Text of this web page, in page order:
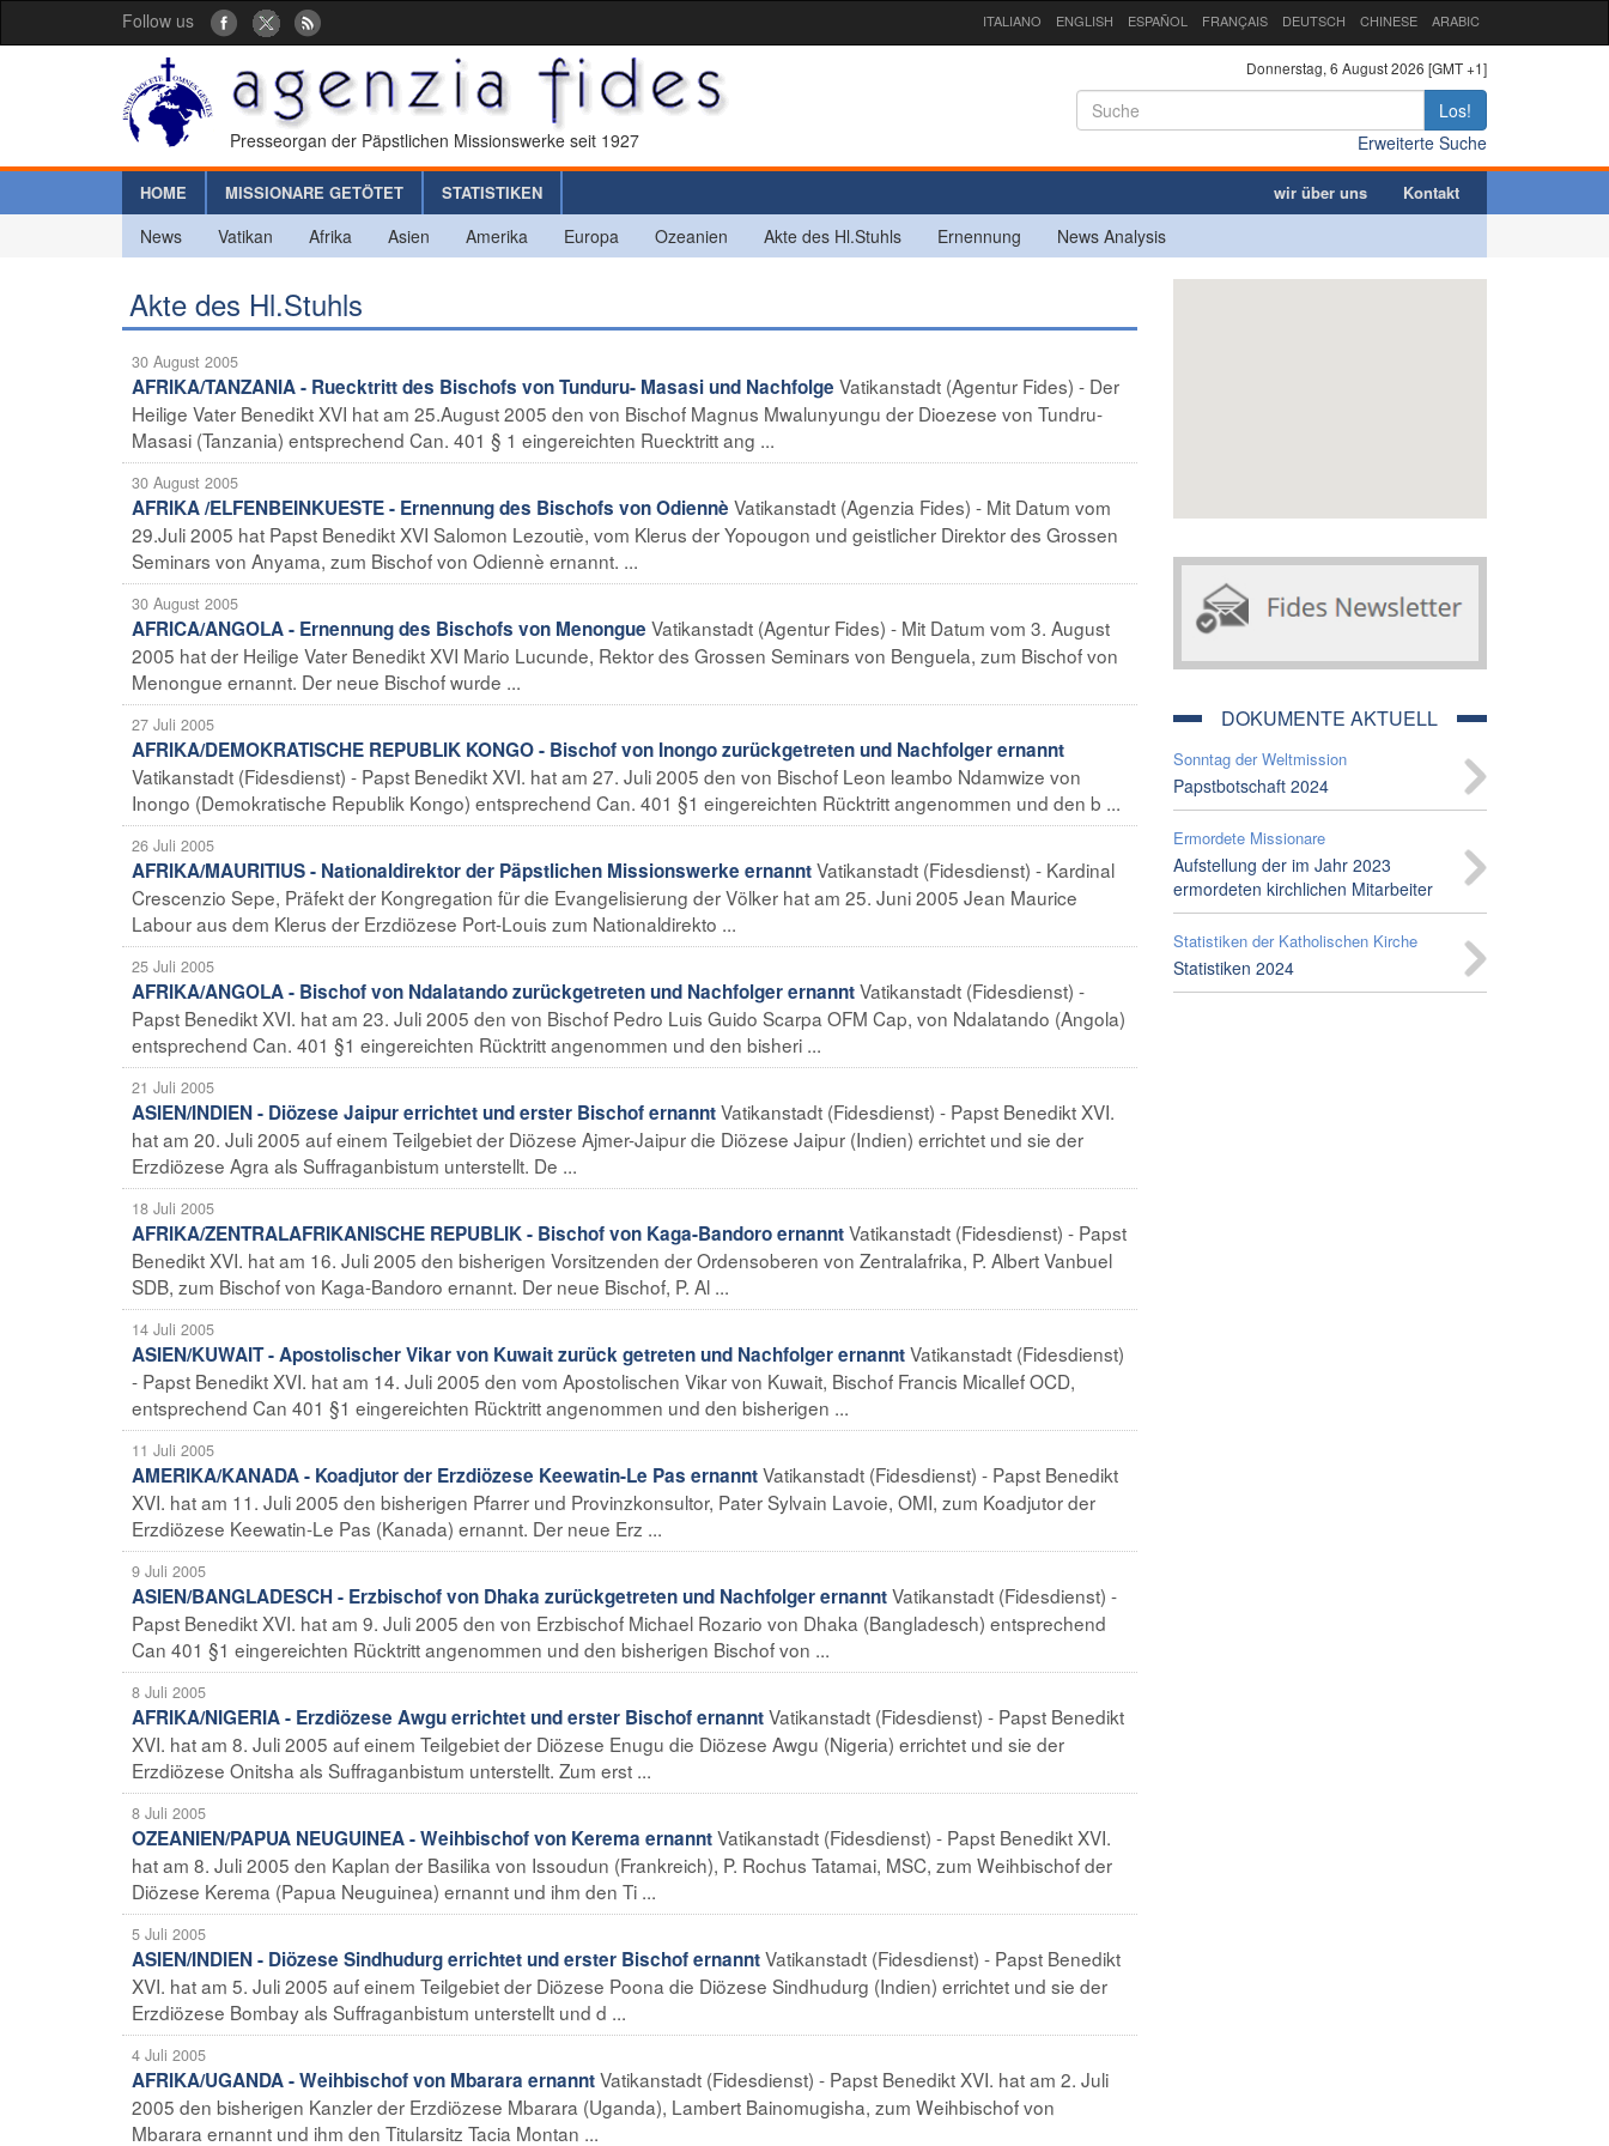
Follow us ITALIANO ENGLISH ESPAÑOL FRANÇAIS DEUTSCH CHINESE ARABIC
Presseorgan der Päpstlichen Missionswerke seit 1927
Donnerstag, 6 August 2026 [GMT +1]
Los!
Erweiterte Suche
HOME MISSIONARE GETÖTET STATISTIKEN wir über uns Kontakt
News Vatikan Afrika Asien Amerika Europa Ozeanien Akte des Hl.Stuhls Ernennung News Analysis
Akte des Hl.Stuhls
30 August 2005
AFRIKA/TANZANIA - Ruecktritt des Bischofs von Tunduru- Masasi und Nachfolge Vatikanstadt (Agentur Fides) - Der
Heilige Vater Benedikt XVI hat am 25.August 2005 den von Bischof Magnus Mwalunyungu der Dioezese von Tundru-
Masasi (Tanzania) entsprechend Can. 401 § 1 eingereichten Ruecktritt ang ...
30 August 2005
AFRIKA /ELFENBEINKUESTE - Ernennung des Bischofs von Odiennè Vatikanstadt (Agenzia Fides) - Mit Datum vom
29.Juli 2005 hat Papst Benedikt XVI Salomon Lezoutiè, vom Klerus der Yopougon und geistlicher Direktor des Grossen
Seminars von Anyama, zum Bischof von Odiennè ernannt. ...
30 August 2005
AFRICA/ANGOLA - Ernennung des Bischofs von Menongue Vatikanstadt (Agentur Fides) - Mit Datum vom 3. August
2005 hat der Heilige Vater Benedikt XVI Mario Lucunde, Rektor des Grossen Seminars von Benguela, zum Bischof von
Menongue ernannt. Der neue Bischof wurde ...
27 Juli 2005
AFRIKA/DEMOKRATISCHE REPUBLIK KONGO - Bischof von Inongo zurückgetreten und Nachfolger ernannt
Vatikanstadt (Fidesdienst) - Papst Benedikt XVI. hat am 27. Juli 2005 den von Bischof Leon leambo Ndamwize von
Inongo (Demokratische Republik Kongo) entsprechend Can. 401 §1 eingereichten Rücktritt angenommen und den b ...
26 Juli 2005
AFRIKA/MAURITIUS - Nationaldirektor der Päpstlichen Missionswerke ernanntVatikanstadt (Fidesdienst) - Kardinal
Crescenzio Sepe, Präfekt der Kongregation für die Evangelisierung der Völker hat am 25. Juni 2005 Jean Maurice
Labour aus dem Klerus der Erzdiözese Port-Louis zum Nationaldirekto ...
25 Juli 2005
AFRIKA/ANGOLA - Bischof von Ndalatando zurückgetreten und Nachfolger ernanntVatikanstadt (Fidesdienst) -
Papst Benedikt XVI. hat am 23. Juli 2005 den von Bischof Pedro Luis Guido Scarpa OFM Cap, von Ndalatando (Angola)
entsprechend Can. 401 §1 eingereichten Rücktritt angenommen und den bisheri ...
21 Juli 2005
ASIEN/INDIEN - Diözese Jaipur errichtet und erster Bischof ernanntVatikanstadt (Fidesdienst) - Papst Benedikt XVI.
hat am 20. Juli 2005 auf einem Teilgebiet der Diözese Ajmer-Jaipur die Diözese Jaipur (Indien) errichtet und sie der
Erzdiözese Agra als Suffraganbistum unterstellt. De ...
18 Juli 2005
AFRIKA/ZENTRALAFRIKANISCHE REPUBLIK - Bischof von Kaga-Bandoro ernanntVatikanstadt (Fidesdienst) - Papst
Benedikt XVI. hat am 16. Juli 2005 den bisherigen Vorsitzenden der Ordensoberen von Zentralafrika, P. Albert Vanbuel
SDB, zum Bischof von Kaga-Bandoro ernannt. Der neue Bischof, P. Al ...
14 Juli 2005
ASIEN/KUWAIT - Apostolischer Vikar von Kuwait zurück getreten und Nachfolger ernanntVatikanstadt (Fidesdienst)
- Papst Benedikt XVI. hat am 14. Juli 2005 den vom Apostolischen Vikar von Kuwait, Bischof Francis Micallef OCD,
entsprechend Can 401 §1 eingereichten Rücktritt angenommen und den bisherigen ...
11 Juli 2005
AMERIKA/KANADA - Koadjutor der Erzdiözese Keewatin-Le Pas ernanntVatikanstadt (Fidesdienst) - Papst Benedikt
XVI. hat am 11. Juli 2005 den bisherigen Pfarrer und Provinzkonsultor, Pater Sylvain Lavoie, OMI, zum Koadjutor der
Erzdiözese Keewatin-Le Pas (Kanada) ernannt. Der neue Erz ...
9 Juli 2005
ASIEN/BANGLADESCH - Erzbischof von Dhaka zurückgetreten und Nachfolger ernanntVatikanstadt (Fidesdienst) -
Papst Benedikt XVI. hat am 9. Juli 2005 den von Erzbischof Michael Rozario von Dhaka (Bangladesch) entsprechend
Can 401 §1 eingereichten Rücktritt angenommen und den bisherigen Bischof von ...
8 Juli 2005
AFRIKA/NIGERIA - Erzdiözese Awgu errichtet und erster Bischof ernanntVatikanstadt (Fidesdienst) - Papst Benedikt
XVI. hat am 8. Juli 2005 auf einem Teilgebiet der Diözese Enugu die Diözese Awgu (Nigeria) errichtet und sie der
Erzdiözese Onitsha als Suffraganbistum unterstellt. Zum erst ...
8 Juli 2005
OZEANIEN/PAPUA NEUGUINEA - Weihbischof von Kerema ernanntVatikanstadt (Fidesdienst) - Papst Benedikt XVI.
hat am 8. Juli 2005 den Kaplan der Basilika von Issoudun (Frankreich), P. Rochus Tatamai, MSC, zum Weihbischof der
Diözese Kerema (Papua Neuguinea) ernannt und ihm den Ti ...
5 Juli 2005
ASIEN/INDIEN - Diözese Sindhudurg errichtet und erster Bischof ernanntVatikanstadt (Fidesdienst) - Papst Benedikt
XVI. hat am 5. Juli 2005 auf einem Teilgebiet der Diözese Poona die Diözese Sindhudurg (Indien) errichtet und sie der
Erzdiözese Bombay als Suffraganbistum unterstellt und d ...
4 Juli 2005
AFRIKA/UGANDA - Weihbischof von Mbarara ernanntVatikanstadt (Fidesdienst) - Papst Benedikt XVI. hat am 2. Juli
2005 den bisherigen Kanzler der Erzdiözese Mbarara (Uganda), Lambert Bainomugisha, zum Weihbischof von
Mbarara ernannt und ihm den Titularsitz Tacia Montan ...
DOKUMENTE AKTUELL
Sonntag der Weltmission
Papstbotschaft 2024
Ermordete Missionare
Aufstellung der im Jahr 2023
ermordeten kirchlichen Mitarbeiter
Statistiken der Katholischen Kirche
Statistiken 2024